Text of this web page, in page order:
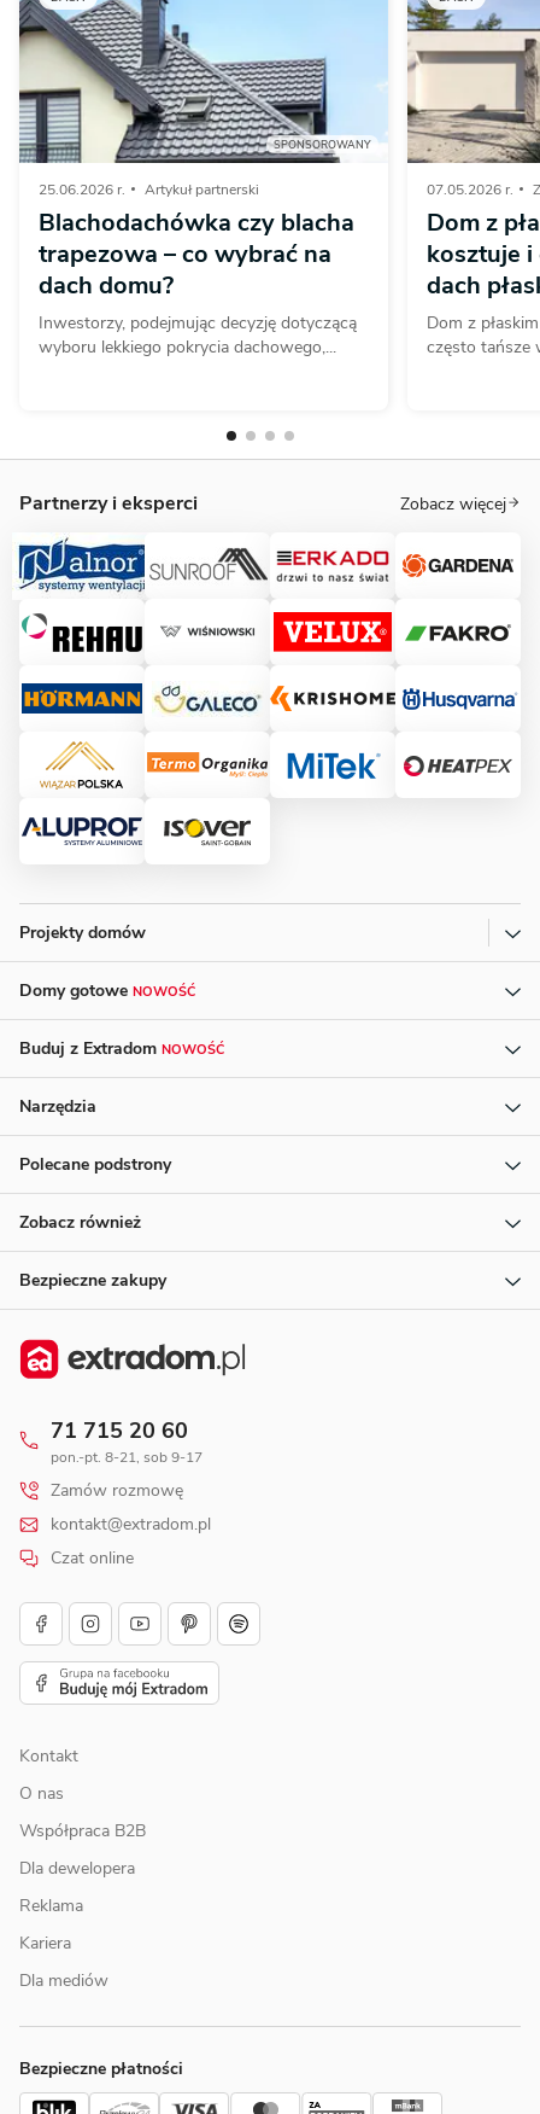
SPONSOROWANY
25.06.2026 r. Artykuł partnerski
Blachodachówka czy blacha
trapezowa – co wybrać na
dach domu?
Inwestorzy, podejmując decyzję dotyczącą
wyboru lekkiego pokrycia dachowego,...
07.05.2026 r.
Dom z
kosztuje
dach
Dom z
często tańsze
Partnerzy i eksperci Zobacz więcej
Projekty domów
Domy gotowe NOWOŚĆ
Buduj z Extradom NOWOŚĆ
Narzędzia
Polecane podstrony
Zobacz również
Bezpieczne zakupy
71 715 20 60
pon.-pt. 8-21, sob 9-17
Zamów rozmowę
kontakt@extradom.pl
Czat online
Kontakt
O nas
Współpraca B2B
Dla dewelopera
Reklama
Kariera
Dla mediów
Bezpieczne płatności